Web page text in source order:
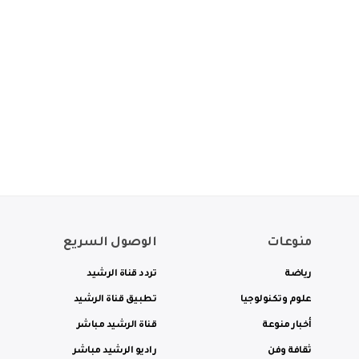
منوعات
رياضة
علوم وتكنولوجيا
أخبار منوعة
ثقافة وفن
الوصول السريع
تردد قناة الرشيد
تطبيق قناة الرشيد
قناة الرشيد مباشر
راديو الرشيد مباشر